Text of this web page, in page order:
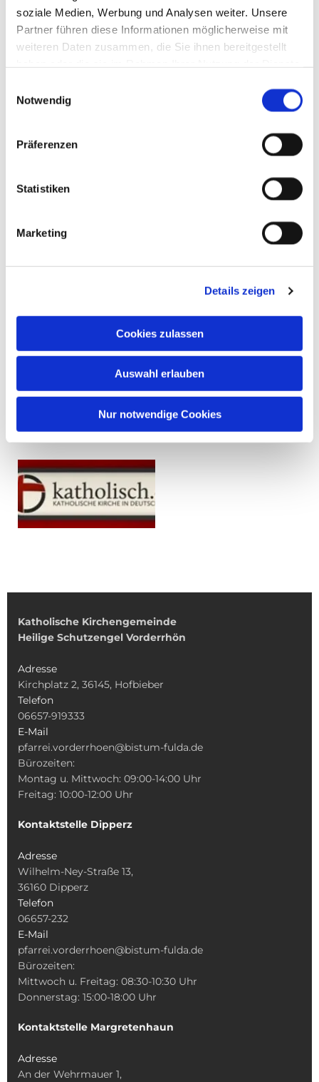
soziale Medien, Werbung und Analysen weiter. Unsere
Partner führen diese Informationen möglicherweise mit
weiteren Daten zusammen, die Sie ihnen bereitgestellt
Notwendig
Präferenzen
Statistiken
Marketing
Details zeigen
Cookies zulassen
Auswahl erlauben
Nur notwendige Cookies
Katholische Kirchengemeinde
Heilige Schutzengel Vorderrhön
Adresse
Kirchplatz 2, 36145, Hofbieber
Telefon
06657-919333
E-Mail
pfarrei.vorderrhoen@bistum-fulda.de
Bürozeiten:
Montag u. Mittwoch: 09:00-14:00 Uhr
Freitag: 10:00-12:00 Uhr
Kontaktstelle Dipperz
Adresse
Wilhelm-Ney-Straße 13,
36160 Dipperz
Telefon
06657-232
E-Mail
pfarrei.vorderrhoen@bistum-fulda.de
Bürozeiten:
Mittwoch u. Freitag: 08:30-10:30 Uhr
Donnerstag: 15:00-18:00 Uhr
Kontaktstelle Margretenhaun
Adresse
An der Wehrmauer 1,